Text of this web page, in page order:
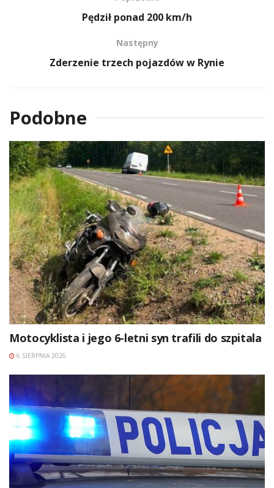
Pędził ponad 200 km/h
Następny
Zderzenie trzech pojazdów w Rynie
Podobne
Motocyklista i jego 6-letni syn trafili do szpitala
6 SIERPNIA 2026